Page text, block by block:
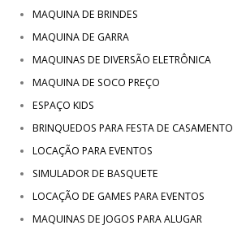
MAQUINA DE BRINDES
MAQUINA DE GARRA
MAQUINAS DE DIVERSÃO ELETRÔNICA
MAQUINA DE SOCO PREÇO
ESPAÇO KIDS
BRINQUEDOS PARA FESTA DE CASAMENTO
LOCAÇÃO PARA EVENTOS
SIMULADOR DE BASQUETE
LOCAÇÃO DE GAMES PARA EVENTOS
MAQUINAS DE JOGOS PARA ALUGAR